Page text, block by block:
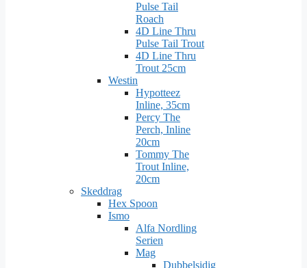
Pulse Tail
Roach
4D Line Thru
Pulse Tail Trout
4D Line Thru
Trout 25cm
Westin
Hypotteez
Inline, 35cm
Percy The
Perch, Inline
20cm
Tommy The
Trout Inline,
20cm
Skeddrag
Hex Spoon
Ismo
Alfa Nordling
Serien
Mag
Dubbelsidig